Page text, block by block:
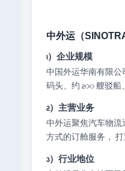
中外运（
1）企业规模
中国外运华南有限公
码头、约 200 艘驳船
2）主营业务
中外运聚焦汽车物流
方式的订舱服务，
3）行业地位